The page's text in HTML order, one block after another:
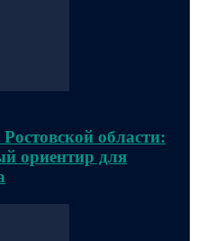
области:
ориентир для